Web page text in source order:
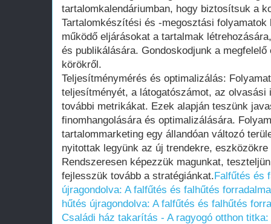
tartalomkalendáriumban, hogy biztosítsuk a
Tartalomkészítési és -megosztási
működő eljárásokat a tartalmak
és publikálására. Gondoskodjunk a
körökről.
Teljesítménymérés és optimalizálás:
teljesítményét, a látogatószámot, az olvasási
további metrikákat. Ezek alapján teszünk
finomhangolására és optimalizálására.
tartalommarketing egy állandóan változó
nyitottak legyünk az új trendekre,
Rendszeresen képezzük magunkat,
fejlesszük tovább a stratégiánkat.Falfűtés és
újragondolva: A falfűtés és falhűtés forradalma
hűtés újragondolva: A falfűtés és falhűtés
Családi ház takarítás - A ragyogó otthon